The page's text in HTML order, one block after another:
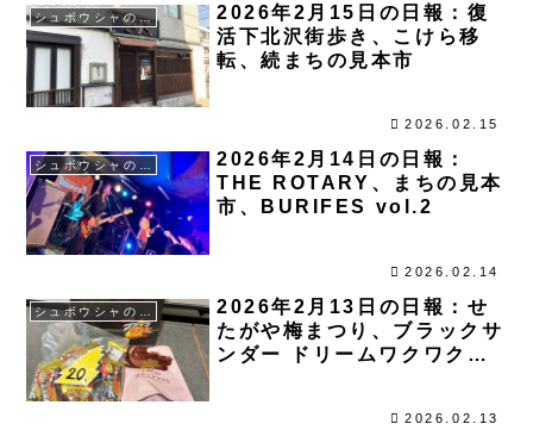
シュボウシャのブログ
2026年2月15日の日報：復
活下北沢街歩き、こけら移
転、続まちの見本市
2026.02.15
2026年2月14日の日報：
THE ROTARY、まちの見本
市、BURIFES vol.2
2026.02.14
シュボウシャのブログ
2026年2月13日の日報：せ
たがや梅まつり、ブラックサ
ンダー ドリームワクワクラ
2026.02.13